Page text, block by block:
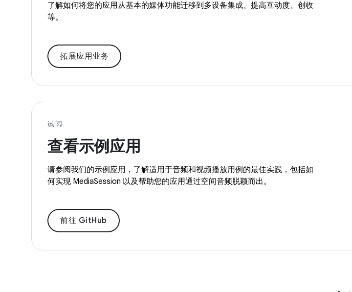
了解如何将您的应用从基本的媒体功能迁移到多设备集成、提高互动度、创收
等。
拓展应用业务
试阅
查看示例应用
请参阅我们的示例应用，了解适用于音频和视频播放用例的最佳实践，包括如
何实现 MediaSession 以及帮助您的应用通过空间音频脱颖而出。
前往 GitHub